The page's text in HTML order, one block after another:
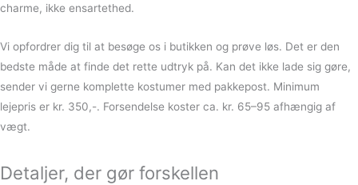
charme, ikke ensartethed.
Vi opfordrer dig til at besøge os i butikken og prøve løs. Det er den
bedste måde at finde det rette udtryk på. Kan det ikke lade sig gøre,
sender vi gerne komplette kostumer med pakkepost. Minimum
lejepris er kr. 350,-. Forsendelse koster ca. kr. 65–95 afhængig af
vægt.
Detaljer, der gør forskellen